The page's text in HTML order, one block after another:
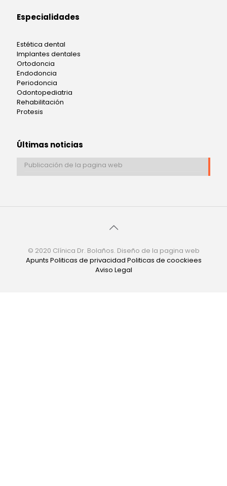
Especialidades
Estética dental
Implantes dentales
Ortodoncia
Endodoncia
Periodoncia
Odontopediatria
Rehabilitación
Protesis
Últimas noticias
Publicación de la pagina web
© 2020 Clínica Dr. Bolaños. Diseño de la pagina web
Apunts Politicas de privacidad Politicas de coockiees
Aviso Legal